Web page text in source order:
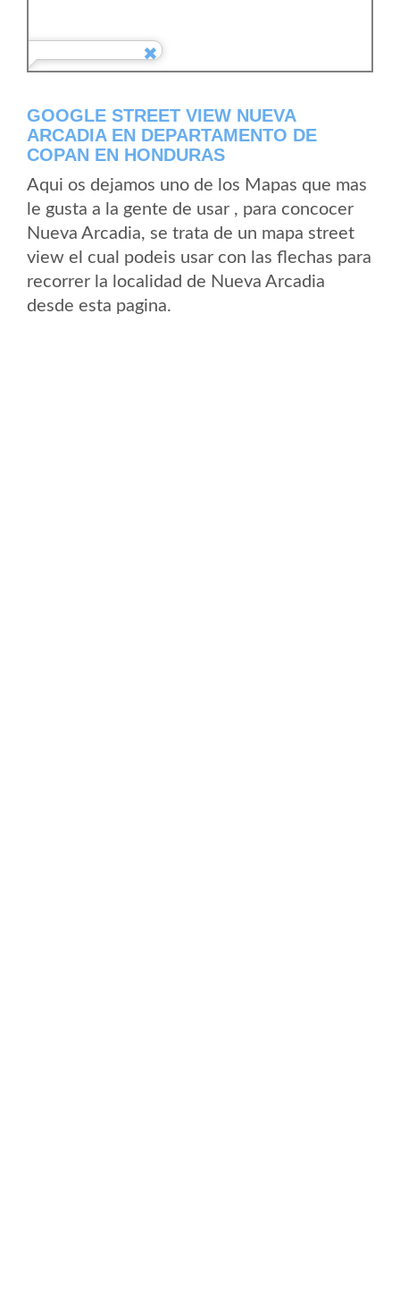
GOOGLE STREET VIEW NUEVA
ARCADIA EN DEPARTAMENTO DE
COPAN EN HONDURAS
Aqui os dejamos uno de los Mapas que mas
le gusta a la gente de usar , para concocer
Nueva Arcadia, se trata de un mapa street
view el cual podeis usar con las flechas para
recorrer la localidad de Nueva Arcadia
desde esta pagina.